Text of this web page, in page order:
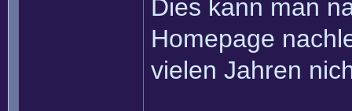
Dies kann man
Homepage
vielen Jahren